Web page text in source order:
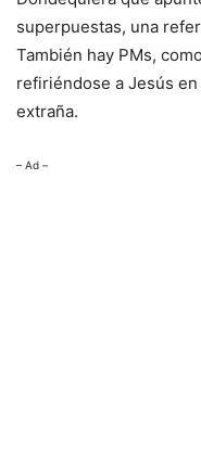
superpuestas, una
También hay PMs,
refiriéndose a Jesús
extraña.
– Ad –